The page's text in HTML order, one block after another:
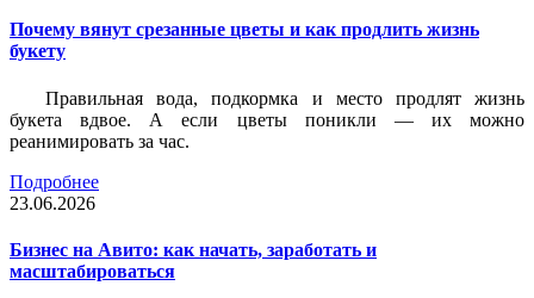
Почему вянут срезанные цветы и как продлить жизнь
букету
Правильная вода, подкормка и место продлят жизнь
букета вдвое. А если цветы поникли — их можно
реанимировать за час.
Подробнее
23.06.2026
Бизнес на Авито: как начать, заработать и
масштабироваться